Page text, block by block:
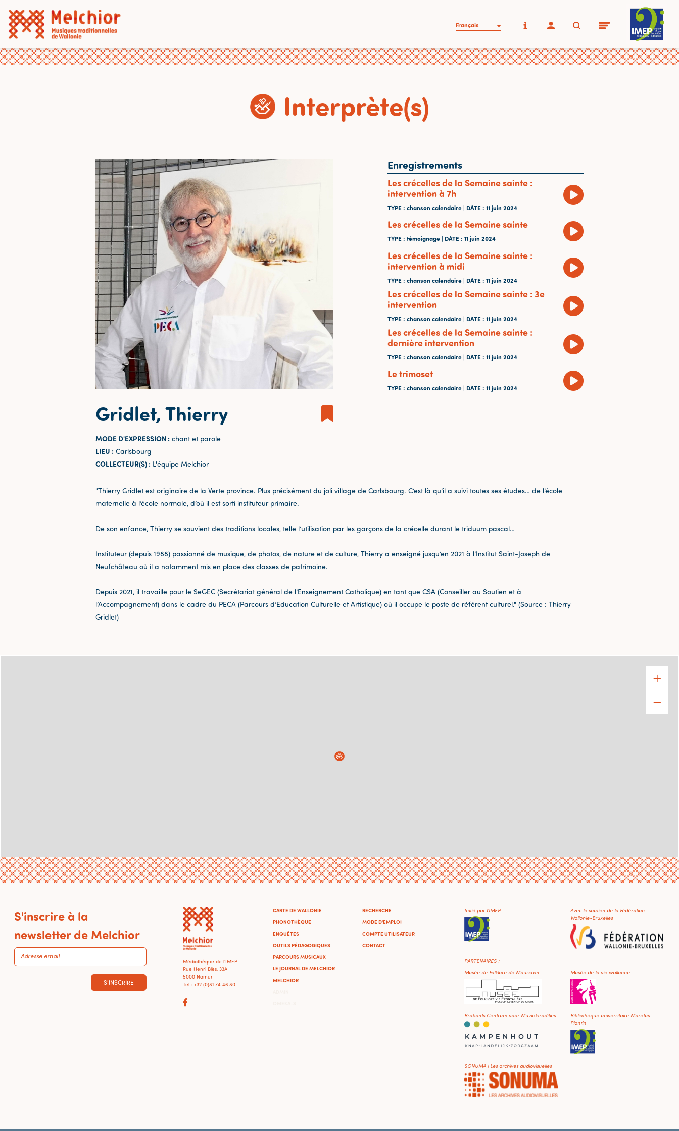
Français
Interprète(s)
Gridlet, Thierry
MODE D'EXPRESSION : chant et parole
LIEU : Carlsbourg
COLLECTEUR(S) : L'équipe Melchior
Enregistrements
Les crécelles de la Semaine sainte :
intervention à 7h
TYPE : chanson calendaire | DATE : 11 juin 2024
Les crécelles de la Semaine sainte
TYPE: témoignage | DATE: 11 juin 2024
Les crécelles de la Semaine sainte :
intervention à midi
TYPE : chanson calendaire | DATE : 11 juin 2024
Les crécelles de la Semaine sainte : 3e
intervention
TYPE : chanson calendaire | DATE : 11 juin 2024
Les crécelles de la Semaine sainte :
dernière intervention
TYPE : chanson calendaire | DATE : 11 juin 2024
Le trimoset
TYPE: chanson calendaire | DATE: 11 juin 2024
"Thierry Gridlet est originaire de la Verte province. Plus précisément du joli village de Carlsbourg. C’est là qu’il a suivi toutes ses études… de l’école
maternelle à l’école normale, d’où il est sorti instituteur primaire.
De son enfance, Thierry se souvient des traditions locales, telle l’utilisation par les garçons de la crécelle durant le triduum pascal…
Instituteur (depuis 1988) passionné de musique, de photos, de nature et de culture, Thierry a enseigné jusqu’en 2021 à l’Institut Saint-Joseph de
Neufchâteau où il a notamment mis en place des classes de patrimoine.
Depuis 2021, il travaille pour le SeGEC (Secrétariat général de l’Enseignement Catholique) en tant que CSA (Conseiller au Soutien et à
l’Accompagnement) dans le cadre du PECA (Parcours d’Education Culturelle et Artistique) où il occupe le poste de référent culturel." (Source : Thierry
Gridlet)
S'inscrire à la
newsletter de Melchior
S'INSCRIRE
Médiathèque de l'IMEP
Rue Henri Blès, 33A
5000 Namur
Tel : +32 (0)81 74 46 80
CARTE DE WALLONIE
PHONOTHÈQUE
ENQUÊTES
OUTILS PÉDAGOGIQUES
PARCOURS MUSICAUX
LE JOURNAL DE MELCHIOR
MELCHIOR
RECHERCHE
MODE D'EMPLOI
COMPTE UTILISATEUR
CONTACT
Initié par l'IMEP
Avec le soutien de la Fédération
Wallonie-Bruxelles
PARTENAIRES :
Musée de Folklore de Mouscron
Musée de la vie wallonne
Brabants Centrum voor Muziektradities
Bibliothèque universitaire Moretus
Plantin
SONUMA | Les archives audiovisuelles